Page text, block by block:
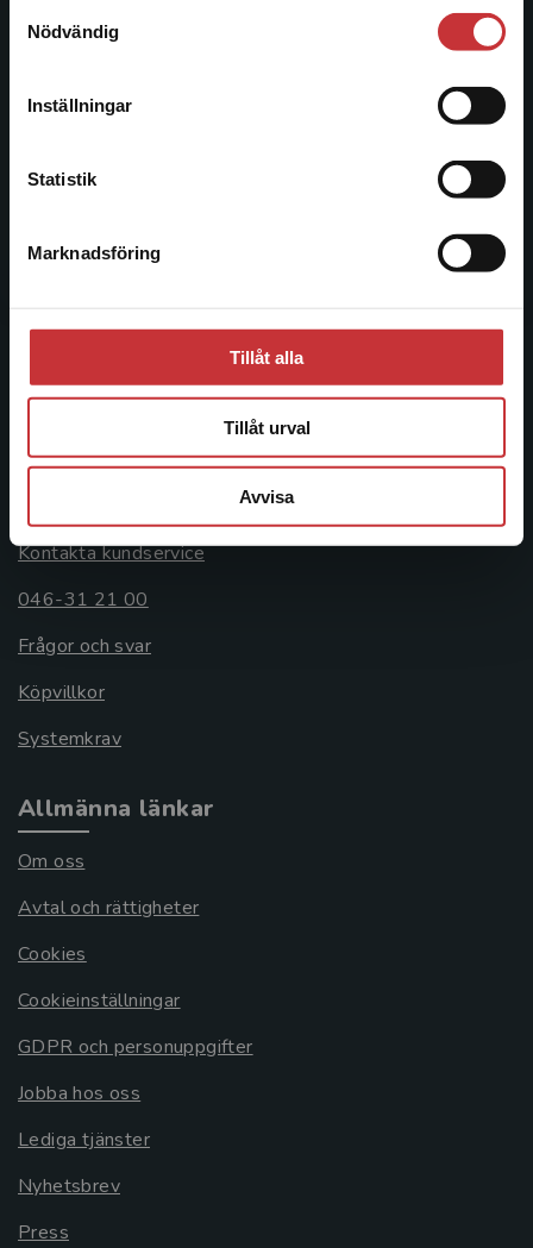
Nödvändig
Inställningar
Statistik
Marknadsföring
Tillåt alla
Tillåt urval
Avvisa
Vi erbjuder inte leveranser utanför Sverige. För
att kunna slutföra ett köp måste
informationstjänster i utbudet, finns Studentlitteratur med
Kontakta oss
Kontakta oss
Postadress:
221 00 Lund
Besöksadress:
Åkergränden 1
Kontakta kundservice
046-31 21 00
Frågor och svar
Köpvillkor
Systemkrav
Allmänna länkar
Om oss
Avtal och rättigheter
Cookies
Cookieinställningar
GDPR och personuppgifter
Jobba hos oss
Lediga tjänster
Nyhetsbrev
Press